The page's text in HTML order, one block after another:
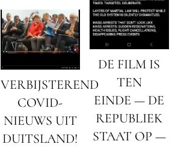
oorlog tussen
Satan en God.
DE FILM IS
TEN
EINDE — DE
REPUBLIEK
STAAT OP —
VERBIJSTEREND
COVID-
NIEUWS UIT
DUITSLAND!